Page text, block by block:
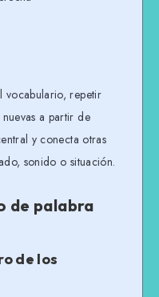
vocabulario, repetir
a partir de
y conecta otras
sonido o situación.
de palabra
de los